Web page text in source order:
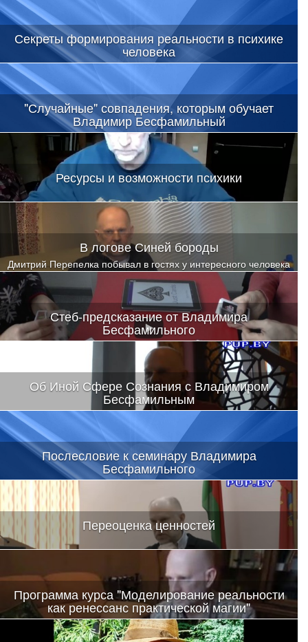
Секреты формирования реальности в психике
человека
«Тайный игрок», интересная персона, которая умеет нечто
непонятное и плохо объяснимое
"Случайные" совпадения, которым обучает
Владимир Бесфамильный
Ресурсы и возможности психики
В логове Синей бороды
Дмитрий Перепелка побывал в гостях у интересного человека
Стеб-предсказание от Владимира
Бесфамильного
Об Иной Сфере Сознания с Владимиром
Бесфамильным
Как различить, это высший разум или шизофрения и
фантазия?
Послесловие к семинару Владимира
Бесфамильного
Он разрушил представления и внес изменения в систему
ценностей, он раздвинул границы и взрастил веру в свои силы,
в свой психический потенциал
Переоценка ценностей
Программа курса "Моделирование реальности
как ренессанс практической магии"